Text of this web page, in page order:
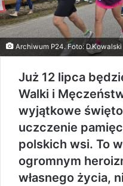
Archiwum P24. Foto: D.Kowalski
Już 12 lipca
Walki i
wyjątkowe
uczczenie
polskich wsi. To
ogromnym
własnego życia,